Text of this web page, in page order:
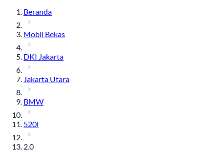
Beranda
Mobil Bekas
DKI Jakarta
Jakarta Utara
BMW
520i
2.0